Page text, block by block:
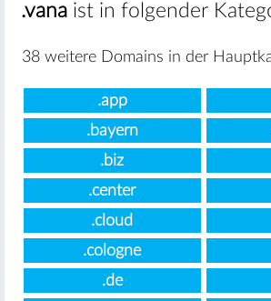
.vana ist in folgender
38 weitere Domains in der
.app
.bayern
.biz
.center
.cloud
.cologne
.de